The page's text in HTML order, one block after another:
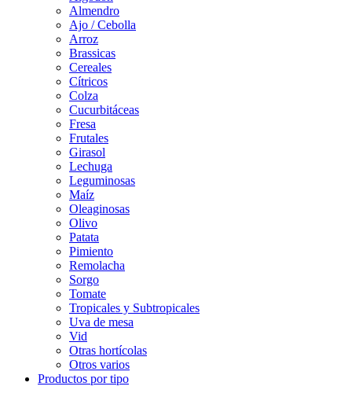
Almendro
Ajo / Cebolla
Arroz
Brassicas
Cereales
Cítricos
Colza
Cucurbitáceas
Fresa
Frutales
Girasol
Lechuga
Leguminosas
Maíz
Oleaginosas
Olivo
Patata
Pimiento
Remolacha
Sorgo
Tomate
Tropicales y Subtropicales
Uva de mesa
Vid
Otras hortícolas
Otros varios
Productos por tipo